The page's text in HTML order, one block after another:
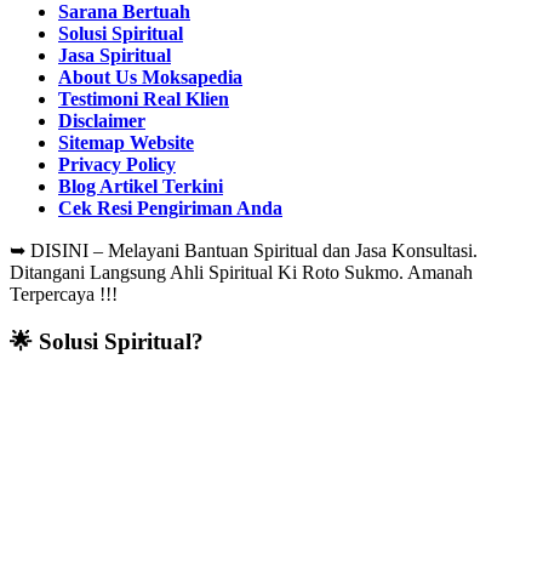
Sarana Bertuah
Solusi Spiritual
Jasa Spiritual
About Us Moksapedia
Testimoni Real Klien
Disclaimer
Sitemap Website
Privacy Policy
Blog Artikel Terkini
Cek Resi Pengiriman Anda
➥ DISINI – Melayani Bantuan Spiritual dan Jasa Konsultasi.
Ditangani Langsung Ahli Spiritual Ki Roto Sukmo. Amanah
Terpercaya !!!
🌟 Solusi Spiritual?